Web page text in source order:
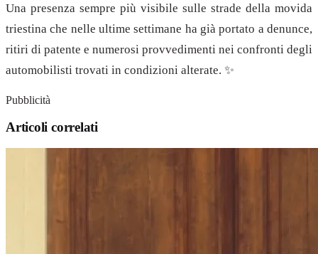
Una presenza sempre più visibile sulle strade della movida
triestina che nelle ultime settimane ha già portato a denunce,
ritiri di patente e numerosi provvedimenti nei confronti degli
automobilisti trovati in condizioni alterate. ✨
Pubblicità
Articoli correlati